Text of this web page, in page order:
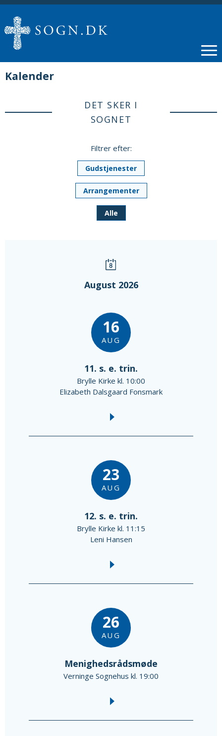
Kalender
DET SKER I
SOGNET
Filtrer efter:
Gudstjenester
Arrangementer
Alle
August 2026
16
AUG
11. s. e. trin.
Brylle Kirke kl. 10:00
Elizabeth Dalsgaard Fonsmark
23
AUG
12. s. e. trin.
Brylle Kirke kl. 11:15
Leni Hansen
26
AUG
Menighedsrådsmøde
Verninge Sognehus kl. 19:00